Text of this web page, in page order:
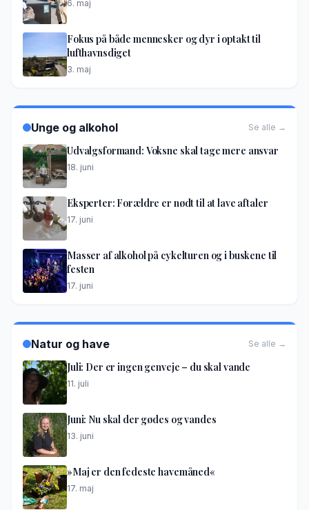
6. maj
Fokus på både mennesker og dyr i optakt til
lufthavnsdiget
3. maj
Unge og alkohol Se alle →
Udvalgsformand: Voksne skal tage mere ansvar
18. juni
Eksperter: Forældre er nødt til at lave aftaler
17. juni
Masser af alkohol på cykelturen og i buskene til
festen
17. juni
Natur og have Se alle →
Juli: Der er ingen genveje – du skal vande
11. juli
Juni: Nu skal der gødes og vandes
13. juni
»Maj er den fedeste havemåned«
17. maj